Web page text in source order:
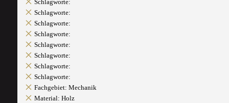
Schlagworte:
Schlagworte:
Schlagworte:
Schlagworte:
Schlagworte:
Schlagworte:
Schlagworte:
Schlagworte:
Fachgebiet: Mechanik
Material: Holz